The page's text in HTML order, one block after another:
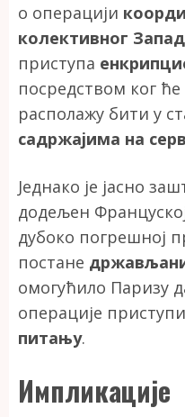
о операцији
колективног
приступа
посредством ког
располажу бити у
садржајима на
Једнако је јасно
додељен
дубоко погрешној
постане
омогућило Паризу
операције
питању.
Импликације